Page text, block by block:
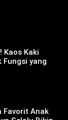
Kaos Kaki
Fungsi yang
Favorit Anak